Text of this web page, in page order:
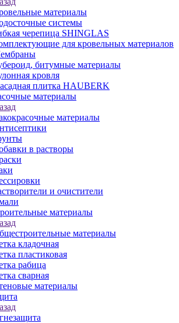
материалы
системы
черепица SHINGLAS
для кровельных материалов
битумные материалы
кровля
плитка HAUBERK
материалы
материалы
в растворы
и очистители
материалы
материалы
кладочная
пластиковая
рабица
сварная
материалы